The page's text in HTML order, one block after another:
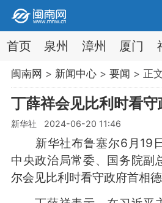
首页 泉州 漳州 厦门
闽南网 > 新闻中心> 要闻 > 正
丁薛祥会见比利时看
新华社 2024-06-20 11:46
新华社布鲁塞尔6月19
中央政治局常委、国务院副
尔会见比利时看守政府首相德